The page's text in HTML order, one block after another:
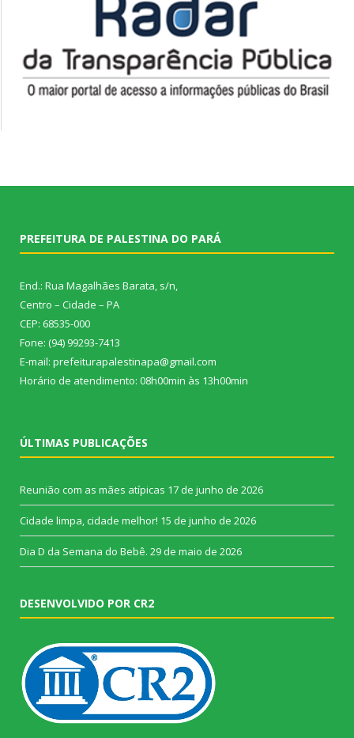
PREFEITURA DE PALESTINA DO PARÁ
End.: Rua Magalhães Barata, s/n,
Centro – Cidade – PA
CEP: 68535-000
Fone: (94) 99293-7413
E-mail: prefeiturapalestinapa@gmail.com
Horário de atendimento: 08h00min às 13h00min
ÚLTIMAS PUBLICAÇÕES
Reunião com as mães atípicas 17 de junho de 2026
Cidade limpa, cidade melhor! 15 de junho de 2026
Dia D da Semana do Bebê. 29 de maio de 2026
DESENVOLVIDO POR CR2